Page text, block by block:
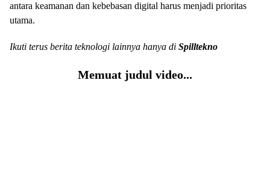
antara keamanan dan kebebasan digital harus menjadi prioritas
utama.
Ikuti terus berita teknologi lainnya hanya di Spilltekno
Memuat judul video...